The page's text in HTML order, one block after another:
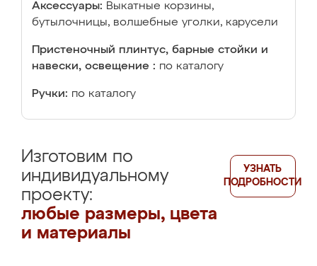
Аксессуары: Выкатные корзины,
бутылочницы, волшебные уголки, карусели
Пристеночный плинтус, барные стойки и
навески, освещение : по каталогу
Ручки: по каталогу
Изготовим по
индивидуальному
проекту:
любые размеры, цвета
и материалы
УЗНАТЬ
ПОДРОБНОСТИ